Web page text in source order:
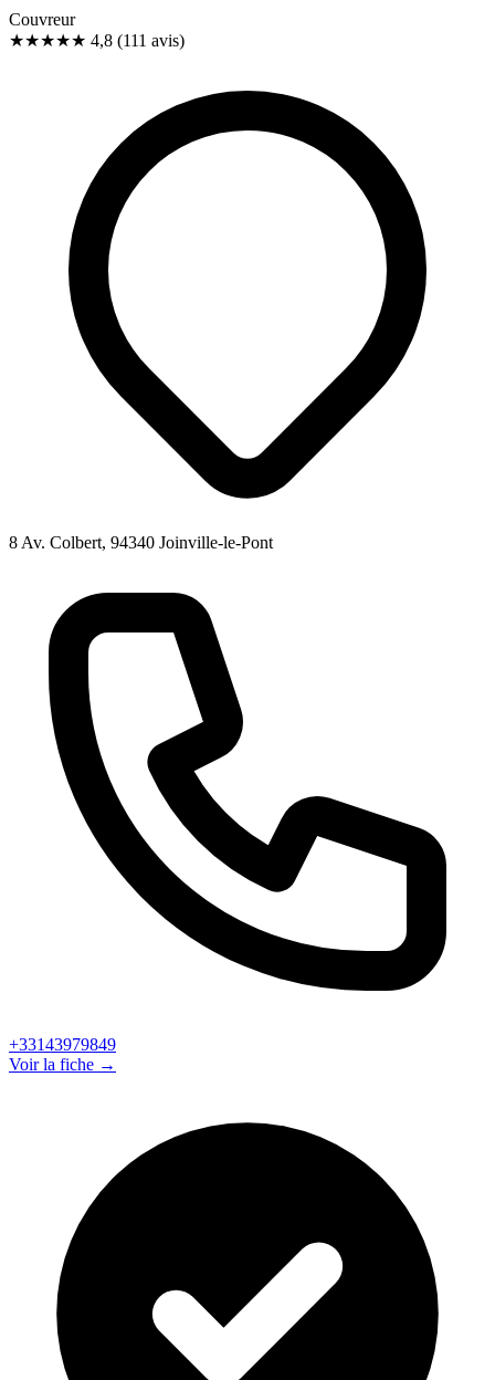
Couvreur
★★★★★ 4,8 (111 avis)
8 Av. Colbert, 94340 Joinville-le-Pont
+33143979849
Voir la fiche →